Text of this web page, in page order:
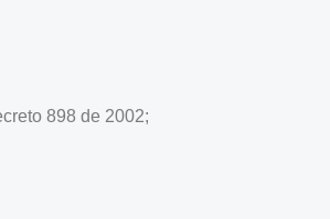
898 de 2002;